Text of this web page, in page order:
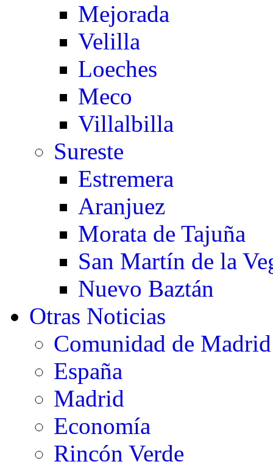
Mejorada
Velilla
Loeches
Meco
Villalbilla
Sureste
Estremera
Aranjuez
Morata de Tajuña
San Martín de la
Nuevo Baztán
Otras Noticias
Comunidad de Madrid
España
Madrid
Economía
Rincón Verde